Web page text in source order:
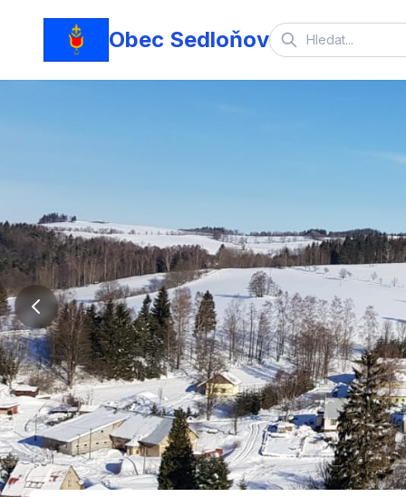
Obec Sedloňov